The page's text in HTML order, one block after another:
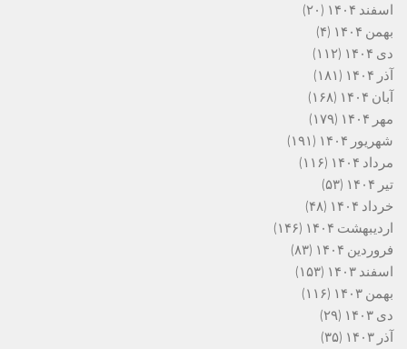
اسفند ۱۴۰۴
(۲۰)
بهمن ۱۴۰۴
(۴)
دی ۱۴۰۴
(۱۱۲)
آذر ۱۴۰۴
(۱۸۱)
آبان ۱۴۰۴
(۱۶۸)
مهر ۱۴۰۴
(۱۷۹)
شهریور ۱۴۰۴
(۱۹۱)
مرداد ۱۴۰۴
(۱۱۶)
تیر ۱۴۰۴
(۵۳)
خرداد ۱۴۰۴
(۴۸)
اردیبهشت ۱۴۰۴
(۱۴۶)
فروردین ۱۴۰۴
(۸۳)
اسفند ۱۴۰۳
(۱۵۳)
بهمن ۱۴۰۳
(۱۱۶)
دی ۱۴۰۳
(۲۹)
آذر ۱۴۰۳
(۳۵)